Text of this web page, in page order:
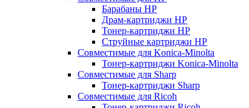
Барабаны HP
Драм-картриджи HP
Тонер-картриджи HP
Струйные картриджи HP
Совместимые для Konica-Minolta
Тонер-картриджи Konica-Minolta
Совместимые для Sharp
Тонер-картриджи Sharp
Совместимые для Ricoh